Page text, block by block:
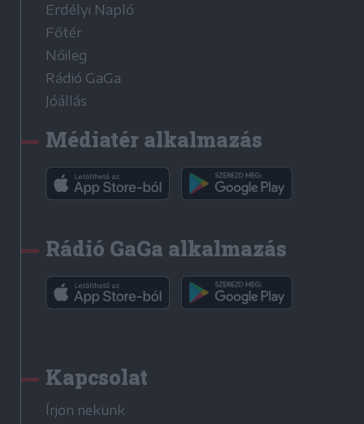
Erdélyi Napló
Főtér
Nőileg
Rádió GaGa
Jóállás
Médiatér alkalmazás
Rádió GaGa alkalmazás
Kapcsolat
Írjon nekünk